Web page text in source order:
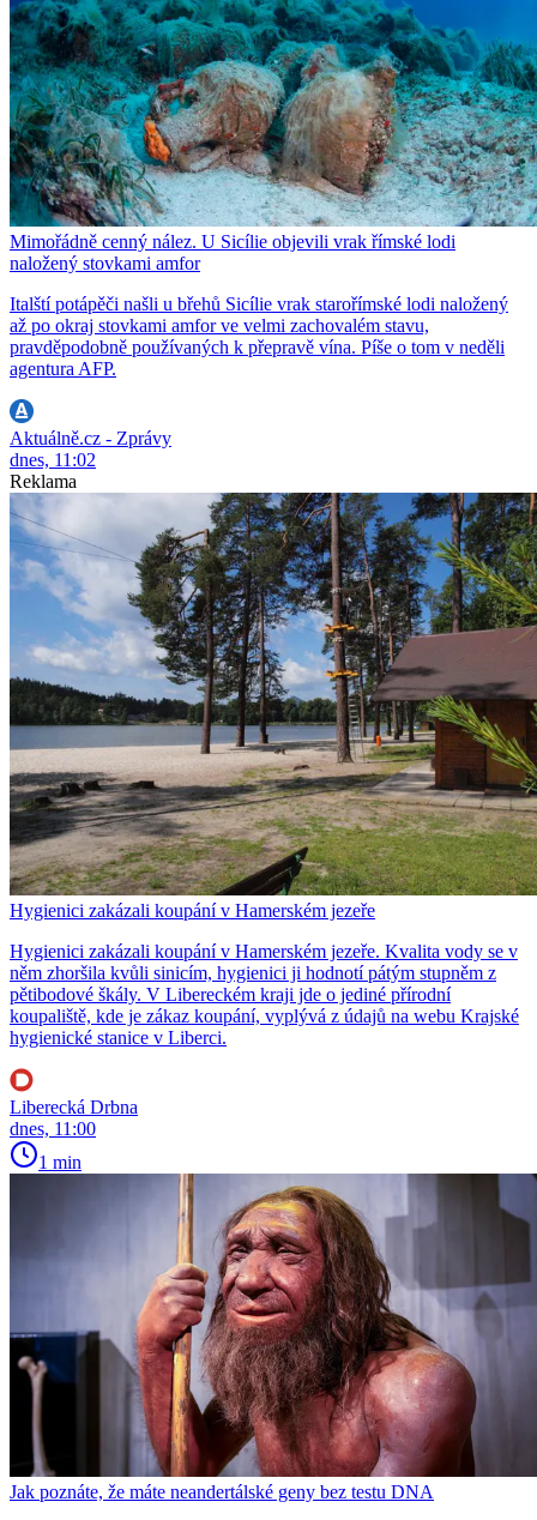
Mimořádně cenný nález. U Sicílie objevili vrak římské lodi
naložený stovkami amfor
Italští potápěči našli u břehů Sicílie vrak starořímské lodi naložený
až po okraj stovkami amfor ve velmi zachovalém stavu,
pravděpodobně používaných k přepravě vína. Píše o tom v neděli
agentura AFP.
Aktuálně.cz - Zprávy
dnes, 11:02
Reklama
Hygienici zakázali koupání v Hamerském jezeře
Hygienici zakázali koupání v Hamerském jezeře. Kvalita vody se v
něm zhoršila kvůli sinicím, hygienici ji hodnotí pátým stupněm z
pětibodové škály. V Libereckém kraji jde o jediné přírodní
koupaliště, kde je zákaz koupání, vyplývá z údajů na webu Krajské
hygienické stanice v Liberci.
Liberecká Drbna
dnes, 11:00
1 min
Jak poznáte, že máte neandertálské geny bez testu DNA